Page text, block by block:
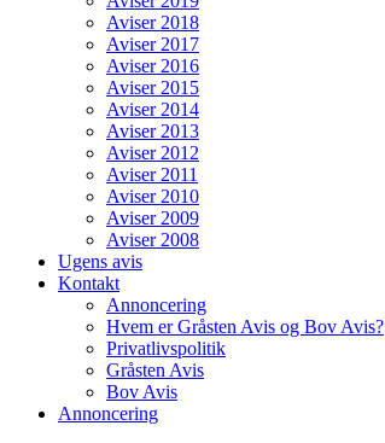
Aviser 2018
Aviser 2017
Aviser 2016
Aviser 2015
Aviser 2014
Aviser 2013
Aviser 2012
Aviser 2011
Aviser 2010
Aviser 2009
Aviser 2008
Ugens avis
Kontakt
Annoncering
Hvem er Gråsten Avis og Bov Avis?
Privatlivspolitik
Gråsten Avis
Bov Avis
Annoncering